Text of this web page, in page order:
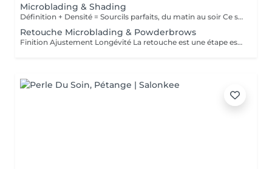
Microblading & Shading
Définition + Densité = Sourcils parfaits, du matin au soir Ce soin combine deux techniques complémentaires pour un résultat à la fois structuré, doux et sophistiqué : Le microblading (effet poil à poil) recrée chaque poil avec une extrême précision pour redessiner et restructurer la ligne naturelle du sourcil. Le shading (ombrage en dégradé) ajoute de la densité et un effet maquillé très subtil, comme un léger poudré. Cette combinaison est idéale pour les sourcils clairsemés, asymétriques ou manquant de définition, et convient à tous les types de peau, y compris les peaux grasses. Résultat : des sourcils naturels à la base, plus intenses vers la queue, avec un effet make-up no make-up longue durée. Tenue : 12 à 24 mois selon le type de peau et l'entretien.
Retouche Microblading & Powderbrows
Finition Ajustement Longévité La retouche est une étape essentielle pour parfaire le résultat initial du microblading ou des powder brows. Elle permet de : ajuster la forme ou l'intensité, renforcer la couleur, corriger les éventuelles irrégularités liées à la cicatrisation, prolonger la tenue du maquillage semi-permanent. Première retouche recommandée 4 à 8 semaines après la première séance. Ensuite, des retouches annuelles sont conseillées pour entretenir la couleur et la netteté du tracé. Résultat : des sourcils toujours frais, nets et parfaitement définis, sur le long terme. Ce tarif s'applique uniquement aux microbladings & Powderbrows réalisés par notre artiste.